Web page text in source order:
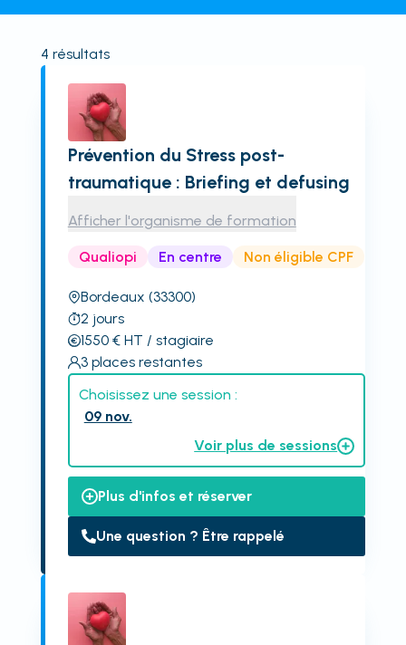
4 résultats
Prévention du Stress post-
traumatique : Briefing et defusing
Afficher l'organisme de formation
Qualiopi En centre Non éligible CPF
Bordeaux (33300)
2 jours
1550€ HT / stagiaire
3 places restantes
Choisissez une session :
09 nov.
Voir plus de sessions
Plus d'infos et réserver
Une question ? Être rappelé